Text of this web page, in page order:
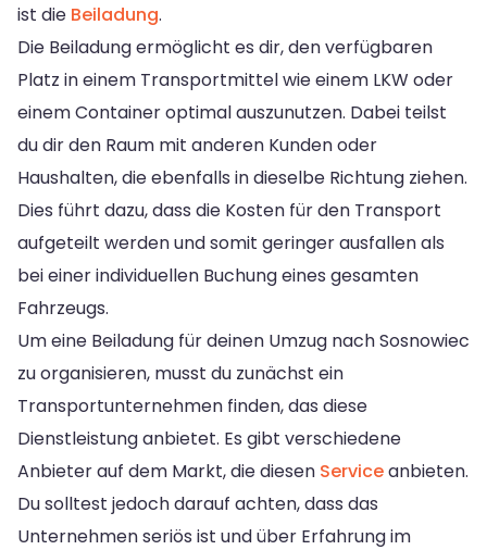
ist die Beiladung.
Die Beiladung ermöglicht es dir, den verfügbaren
Platz in einem Transportmittel wie einem LKW oder
einem Container optimal auszunutzen. Dabei teilst
du dir den Raum mit anderen Kunden oder
Haushalten, die ebenfalls in dieselbe Richtung ziehen.
Dies führt dazu, dass die Kosten für den Transport
aufgeteilt werden und somit geringer ausfallen als
bei einer individuellen Buchung eines gesamten
Fahrzeugs.
Um eine Beiladung für deinen Umzug nach Sosnowiec
zu organisieren, musst du zunächst ein
Transportunternehmen finden, das diese
Dienstleistung anbietet. Es gibt verschiedene
Anbieter auf dem Markt, die diesen Serviceanbieten.
Du solltest jedoch darauf achten, dass das
Unternehmen seriös ist und über Erfahrung im